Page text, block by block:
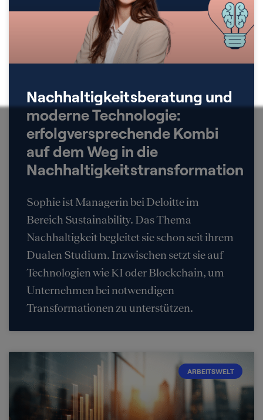
Nachhaltigkeitsberatung und
moderne Technologie:
erfolgversprechende Kombi
auf dem Weg in die
Nachhaltigkeitstransformation
Sophie ist Managerin bei Deloitte im
Bereich Sustainability. Das Thema
Nachhaltigkeit begleitet sie schon seit ihrem
Dualen Studium. Inzwischen setzt sie auf
Technologien wie KI oder Blockchain, um
Unternehmen bei notwendigen
Transformationen zu unterstützen.
ARBEITSWELT